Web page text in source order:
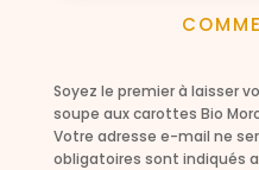
Soyez le premier à laisser
soupe aux carottes Bio
Votre adresse e-mail ne
obligatoires sont indiqués